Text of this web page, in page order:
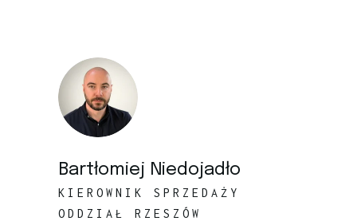
Bartłomiej Niedojadło
KIEROWNIK SPRZEDAŻY
ODDZIAŁ RZESZÓW